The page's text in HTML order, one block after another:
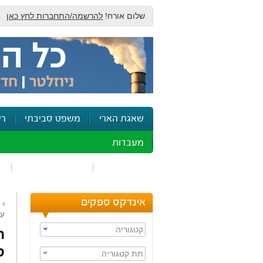
שלום אורח! להרשמה/התחברות לחץ כאן
שאגת הארי משפט סביבתי
מעבדות
אינדקס ספקים
קטגוריה
תת קטגוריה
עוד 3